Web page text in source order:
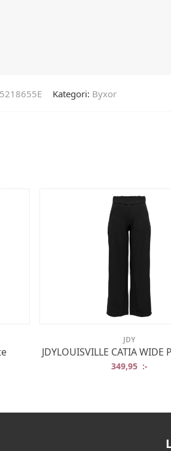
Kategori: Byxor
priset var: 650 :-.
JDY
JDYLOUISVILLE CATIA WIDE
349,95 :-